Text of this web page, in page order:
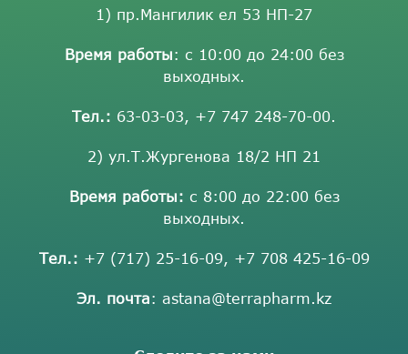
1) пр.Мангилик ел 53 НП-27
Время работы: с 10:00 до 24:00 без
выходных.
Тел.: 63-03-03, +7 747 248-70-00.
2) ул.Т.Жургенова 18/2 НП 21
Время работы: с 8:00 до 22:00 без
выходных.
Тел.: +7 (717) 25-16-09, +7 708 425-16-09
Эл. почта: astana@terrapharm.kz